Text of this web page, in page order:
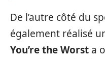
De l’autre côté du
également réalisé
You’re the Worst a